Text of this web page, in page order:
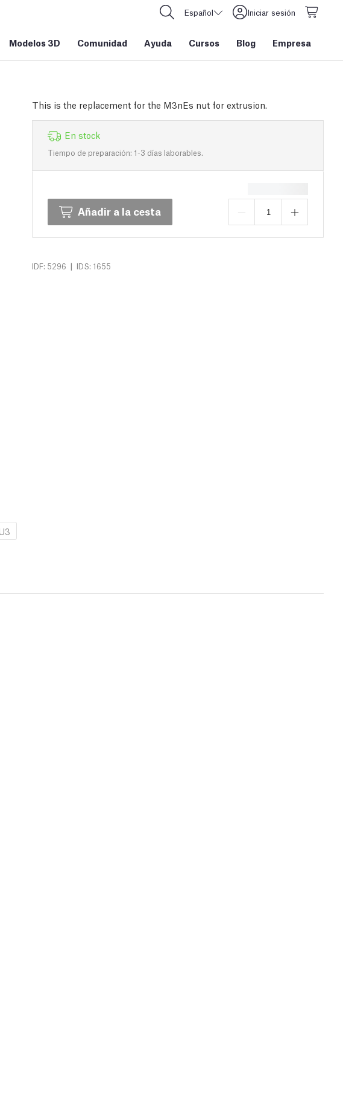
Español Iniciar sesión
Modelos 3D Comunidad Ayuda Cursos Blog Empresa
This is the replacement for the M3nEs nut for extrusion.
En stock
Tiempo de preparación: 1-3 días laborables.
Añadir a la cesta
IDF: 5296 | IDS: 1655